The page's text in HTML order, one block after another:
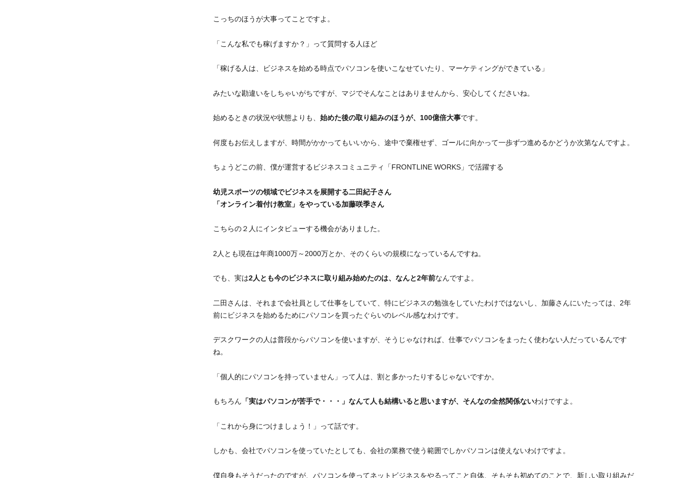
こっちのほうが大事ってことですよ。
「こんな私でも稼げますか？」って質問する人ほど
「稼げる人は、ビジネスを始める時点でパソコンを使いこなせていたり、マーケティングができている」
みたいな勘違いをしちゃいがちですが、マジでそんなことはありませんから、安心してくださいね。
始めるときの状況や状態よりも、 始めた後の取り組みのほうが、100億倍大事です。
何度もお伝えしますが、時間がかかってもいいから、途中で棄権せず、ゴールに向かって一歩ずつ進めるかどうか次第なんですよ。
ちょうどこの前、僕が運営するビジネスコミュニティ「FRONTLINE WORKS」で活躍する
幼児スポーツの領域でビジネスを展開する二田紀子さん
「オンライン着付け教室」をやっている加藤咲季さん
こちらの２人にインタビューする機会がありました。
2人とも現在は年商1000万～2000万とか、そのくらいの規模になっているんですね。
でも、実は2人とも今のビジネスに取り組み始めたのは、なんと2年前なんですよ。
二田さんは、それまで会社員として仕事をしていて、特にビジネスの勉強をしていたわけではないし、加藤さんにいたっては、2年
前にビジネスを始めるためにパソコンを買ったぐらいのレベル感なわけです。
デスクワークの人は普段からパソコンを使いますが、そうじゃなければ、仕事でパソコンをまったく使わない人だっているんです
ね。
「個人的にパソコンを持っていません」って人は、割と多かったりするじゃないですか。
もちろん 「実はパソコンが苦手で・・・」なんて人も結構いると思いますが、そんなの全然関係ないわけですよ。
「これから身につけましょう！」って話です。
しかも、会社でパソコンを使っていたとしても、会社の業務で使う範囲でしかパソコンは使えないわけですよ。
僕自身もそうだったのですが、パソコンを使ってネットビジネスをやるってこと自体、そもそも初めてのことで、新しい取り組みだ